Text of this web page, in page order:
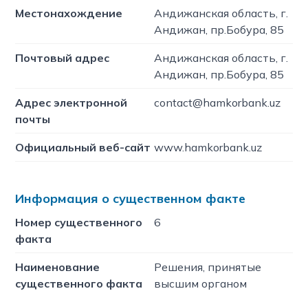
Местонахождение
Андижанская область, г.
Андижан, пр.Бобура, 85
Почтовый адрес
Андижанская область, г.
Андижан, пр.Бобура, 85
Адрес электронной
почты
contact@hamkorbank.uz
Официальный веб-сайт www.hamkorbank.uz
Информация о существенном факте
Номер существенного
факта
6
Наименование
существенного факта
Решения, принятые
высшим органом